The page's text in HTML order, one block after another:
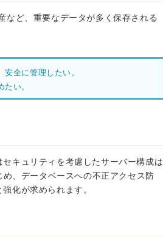
など、重要なデータが多く保存される
全に管理したい。
い。
キュリティを考慮したサーバー構成は
、データベースへの不正アクセス防
化が求められます。